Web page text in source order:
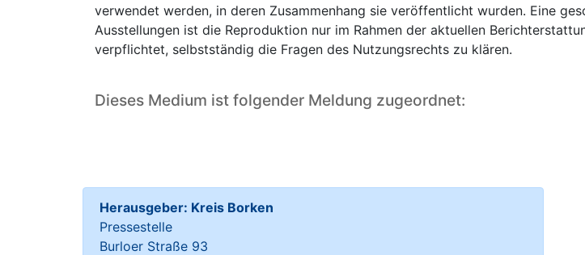
verwendet werden, in deren Zusammenhang sie veröffentlicht wurden. Eine
Ausstellungen ist die Reproduktion nur im Rahmen der aktuellen
verpflichtet, selbstständig die Fragen des Nutzungsrechts zu klären.
Dieses Medium ist folgender Meldung zugeordnet:
Herausgeber: Kreis Borken
Pressestelle
Burloer Straße 93